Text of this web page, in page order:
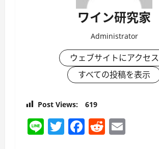
ワイン研究家
Administrator
ウェブサイトにアクセス
すべての投稿を表示
Post Views: 619
LineTwitter
Facebook
Reddit